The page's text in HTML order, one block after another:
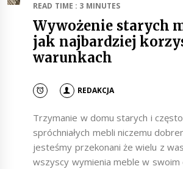
READ TIME : 3 MINUTES
Wywożenie starych
jak najbardziej
warunkach
REDAKCJA
Trzymanie w domu starych i często
spróchniałych mebli niczemu
jesteśmy przekonani że wielu z
wszyscy wymienia meble w swoim